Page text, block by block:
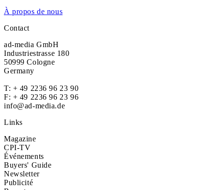
À propos de nous
Contact
ad-media GmbH
Industriestrasse 180
50999 Cologne
Germany
T: + 49 2236 96 23 90
F: + 49 2236 96 23 96
info@ad-media.de
Links
Magazine
CPI-TV
Événements
Buyers' Guide
Newsletter
Publicité